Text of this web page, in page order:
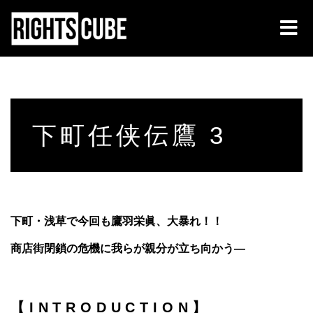
下町任侠伝鷹 3
下町・浅草で今回も鷹羽栄眞、大暴れ！！
商店街閉鎖の危機に我らが親分が立ち向かう―
【INTRODUCTION】